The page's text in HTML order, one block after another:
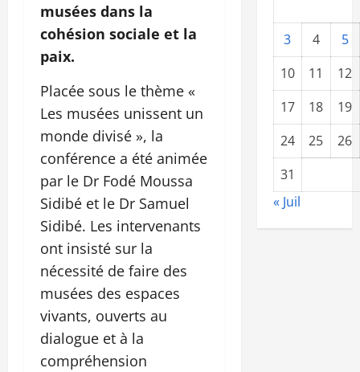
musées dans la
cohésion sociale et la
paix.
Placée sous le thème «
Les musées unissent un
monde divisé », la
conférence a été animée
par le Dr Fodé Moussa
Sidibé et le Dr Samuel
Sidibé. Les intervenants
ont insisté sur la
nécessité de faire des
musées des espaces
vivants, ouverts au
dialogue et à la
compréhension
3 4
5
10
11
12
17
18
19
24
25
26
31
« Juil